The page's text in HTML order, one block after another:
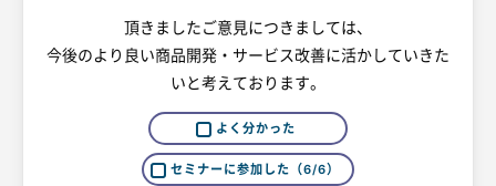
頂きましたご意見につきましては、
今後のより良い商品開発・サービス改善に活かしていきた
いと考えております。
よく分かった
セミナーに参加した（6/6）